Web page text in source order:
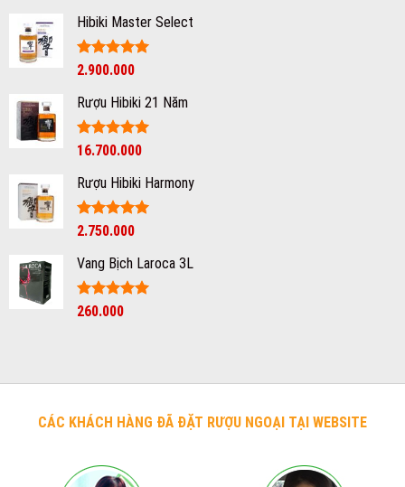
trạng
thích
sao
Hibiki Master Select
Được xếp
sao
2.900.000
Rượu Hibiki 21 Năm
Được xếp
sao
16.700.000
Rượu Hibiki Harmony
Được xếp
sao
2.750.000
Vang Bịch Laroca 3L
Được xếp
260.000
CÁC KHÁCH HÀNG ĐÃ ĐẶT RƯỢU NGOẠI TẠI WEBSITE